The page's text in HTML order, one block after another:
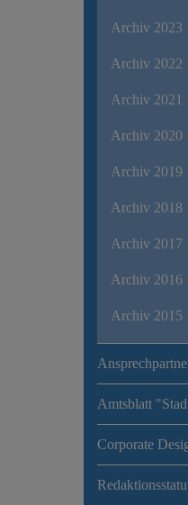
Archiv 2023
Archiv 2022
Archiv 2021
Archiv 2020
Archiv 2019
Archiv 2018
Archiv 2017
Archiv 2016
Archiv 2015
Amtsblatt
Corporate